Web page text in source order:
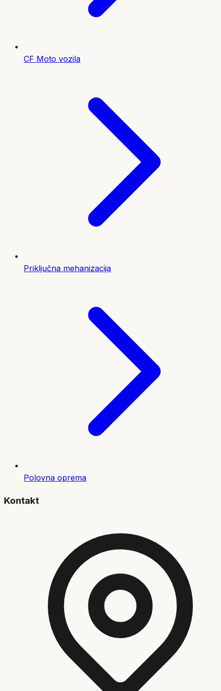
CF Moto vozila
Priključna mehanizacija
Polovna oprema
Kontakt